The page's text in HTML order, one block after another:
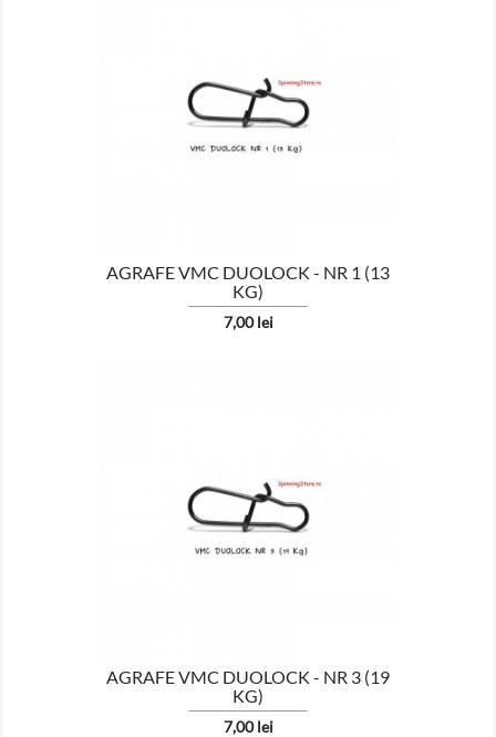
AGRAFE VMC DUOLOCK - NR 1 (13
KG)
Pret
7,00 lei

AGRAFE VMC DUOLOCK - NR 3 (19
KG)
Pret
7,00 lei
